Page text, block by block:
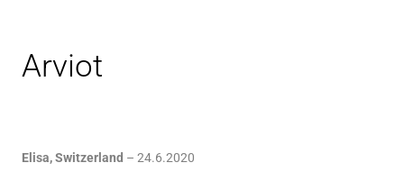
Arviot
Elisa, Switzerland – 24.6.2020